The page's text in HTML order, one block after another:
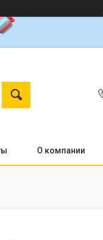
О компании